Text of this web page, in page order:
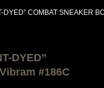
DYED” COMBAT SNEAKER
DYED”
#186C